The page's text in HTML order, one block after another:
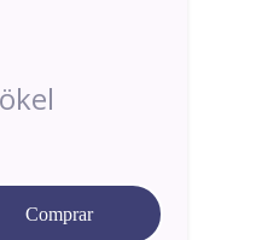
Comprar